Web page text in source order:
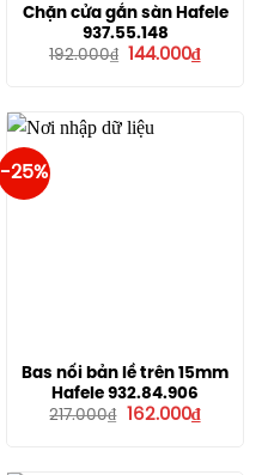
Chặn cửa gắn sàn Hafele
937.55.148
192.000₫ Giá
144.000₫Giá
-25%
Bas nối bản lề trên 15mm
Hafele 932.84.906
217.000₫
Giá
162.000₫Giá